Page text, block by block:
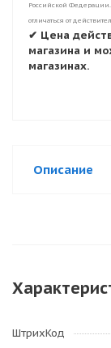
Российской
отличаться от
✔ Цена
магазина и
магазинах.
Описание
ШтрихКод